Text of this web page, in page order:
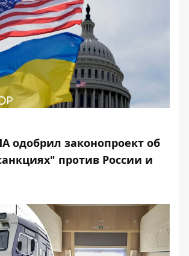
одобрил законопроект об
против России и